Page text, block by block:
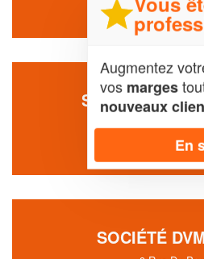
SOCIÉTÉ
SOCIÉTÉ
Augmentez
vos marges
nouveaux
En